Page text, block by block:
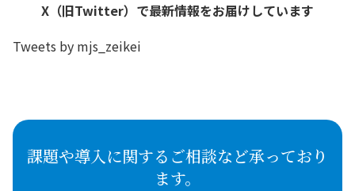
X（旧Twitter）で最新情報をお届けしています
Tweets by mjs_zeikei
課題や導入に関するご相談など承っており
ます。